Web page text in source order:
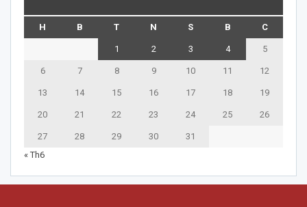
H B T N S B C
1 2 3 4 5
6 7 8 9 10 11 12
13 14 15 16 17 18 19
20 21 22 23 24 25 26
27 28 29 30
31
« Th6